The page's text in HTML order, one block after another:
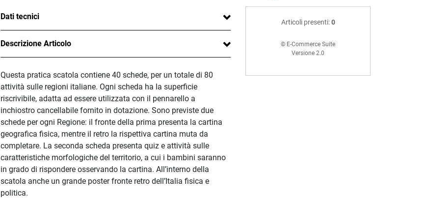
Dati tecnici
Descrizione Articolo
Questa pratica scatola contiene 40 schede, per un totale di 80
attività sulle regioni italiane. Ogni scheda ha la superficie
riscrivibile, adatta ad essere utilizzata con il pennarello a
inchiostro cancellabile fornito in dotazione. Sono previste due
schede per ogni Regione: il fronte della prima presenta la cartina
geografica fisica, mentre il retro la rispettiva cartina muta da
completare. La seconda scheda presenta quiz e attività sulle
caratteristiche morfologiche del territorio, a cui i bambini saranno
in grado di rispondere osservando la cartina. All’interno della
scatola anche un grande poster fronte retro dell’Italia fisica e
politica.
Articoli presenti:0
© E-Commerce Suite
Versione 2.0